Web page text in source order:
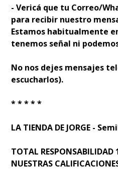
- Verificá que tu Correo/
para recibir nuestro
Estamos habitualmente
tenemos señal ni
No nos dejes mensajes
escucharlos).
* * * * *
LA TIENDA DE JORGE -
TOTAL
NUESTRAS